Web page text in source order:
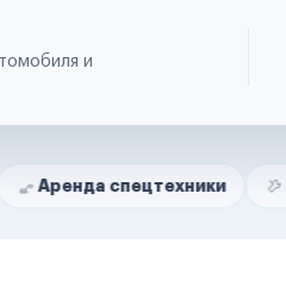
и
спецтехники Ремонт